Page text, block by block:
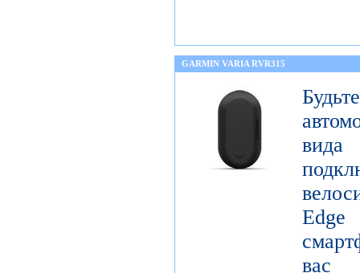
GARMIN VARIA RVR315
вас